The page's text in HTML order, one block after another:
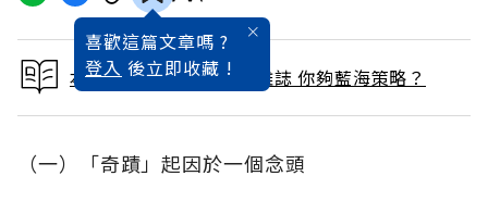
喜歡這篇文章嗎 ?
登入 後立即收藏 !
本文出自 2005 / 9月號雜誌 你夠藍海策略？
（一）「奇蹟」起因於一個念頭